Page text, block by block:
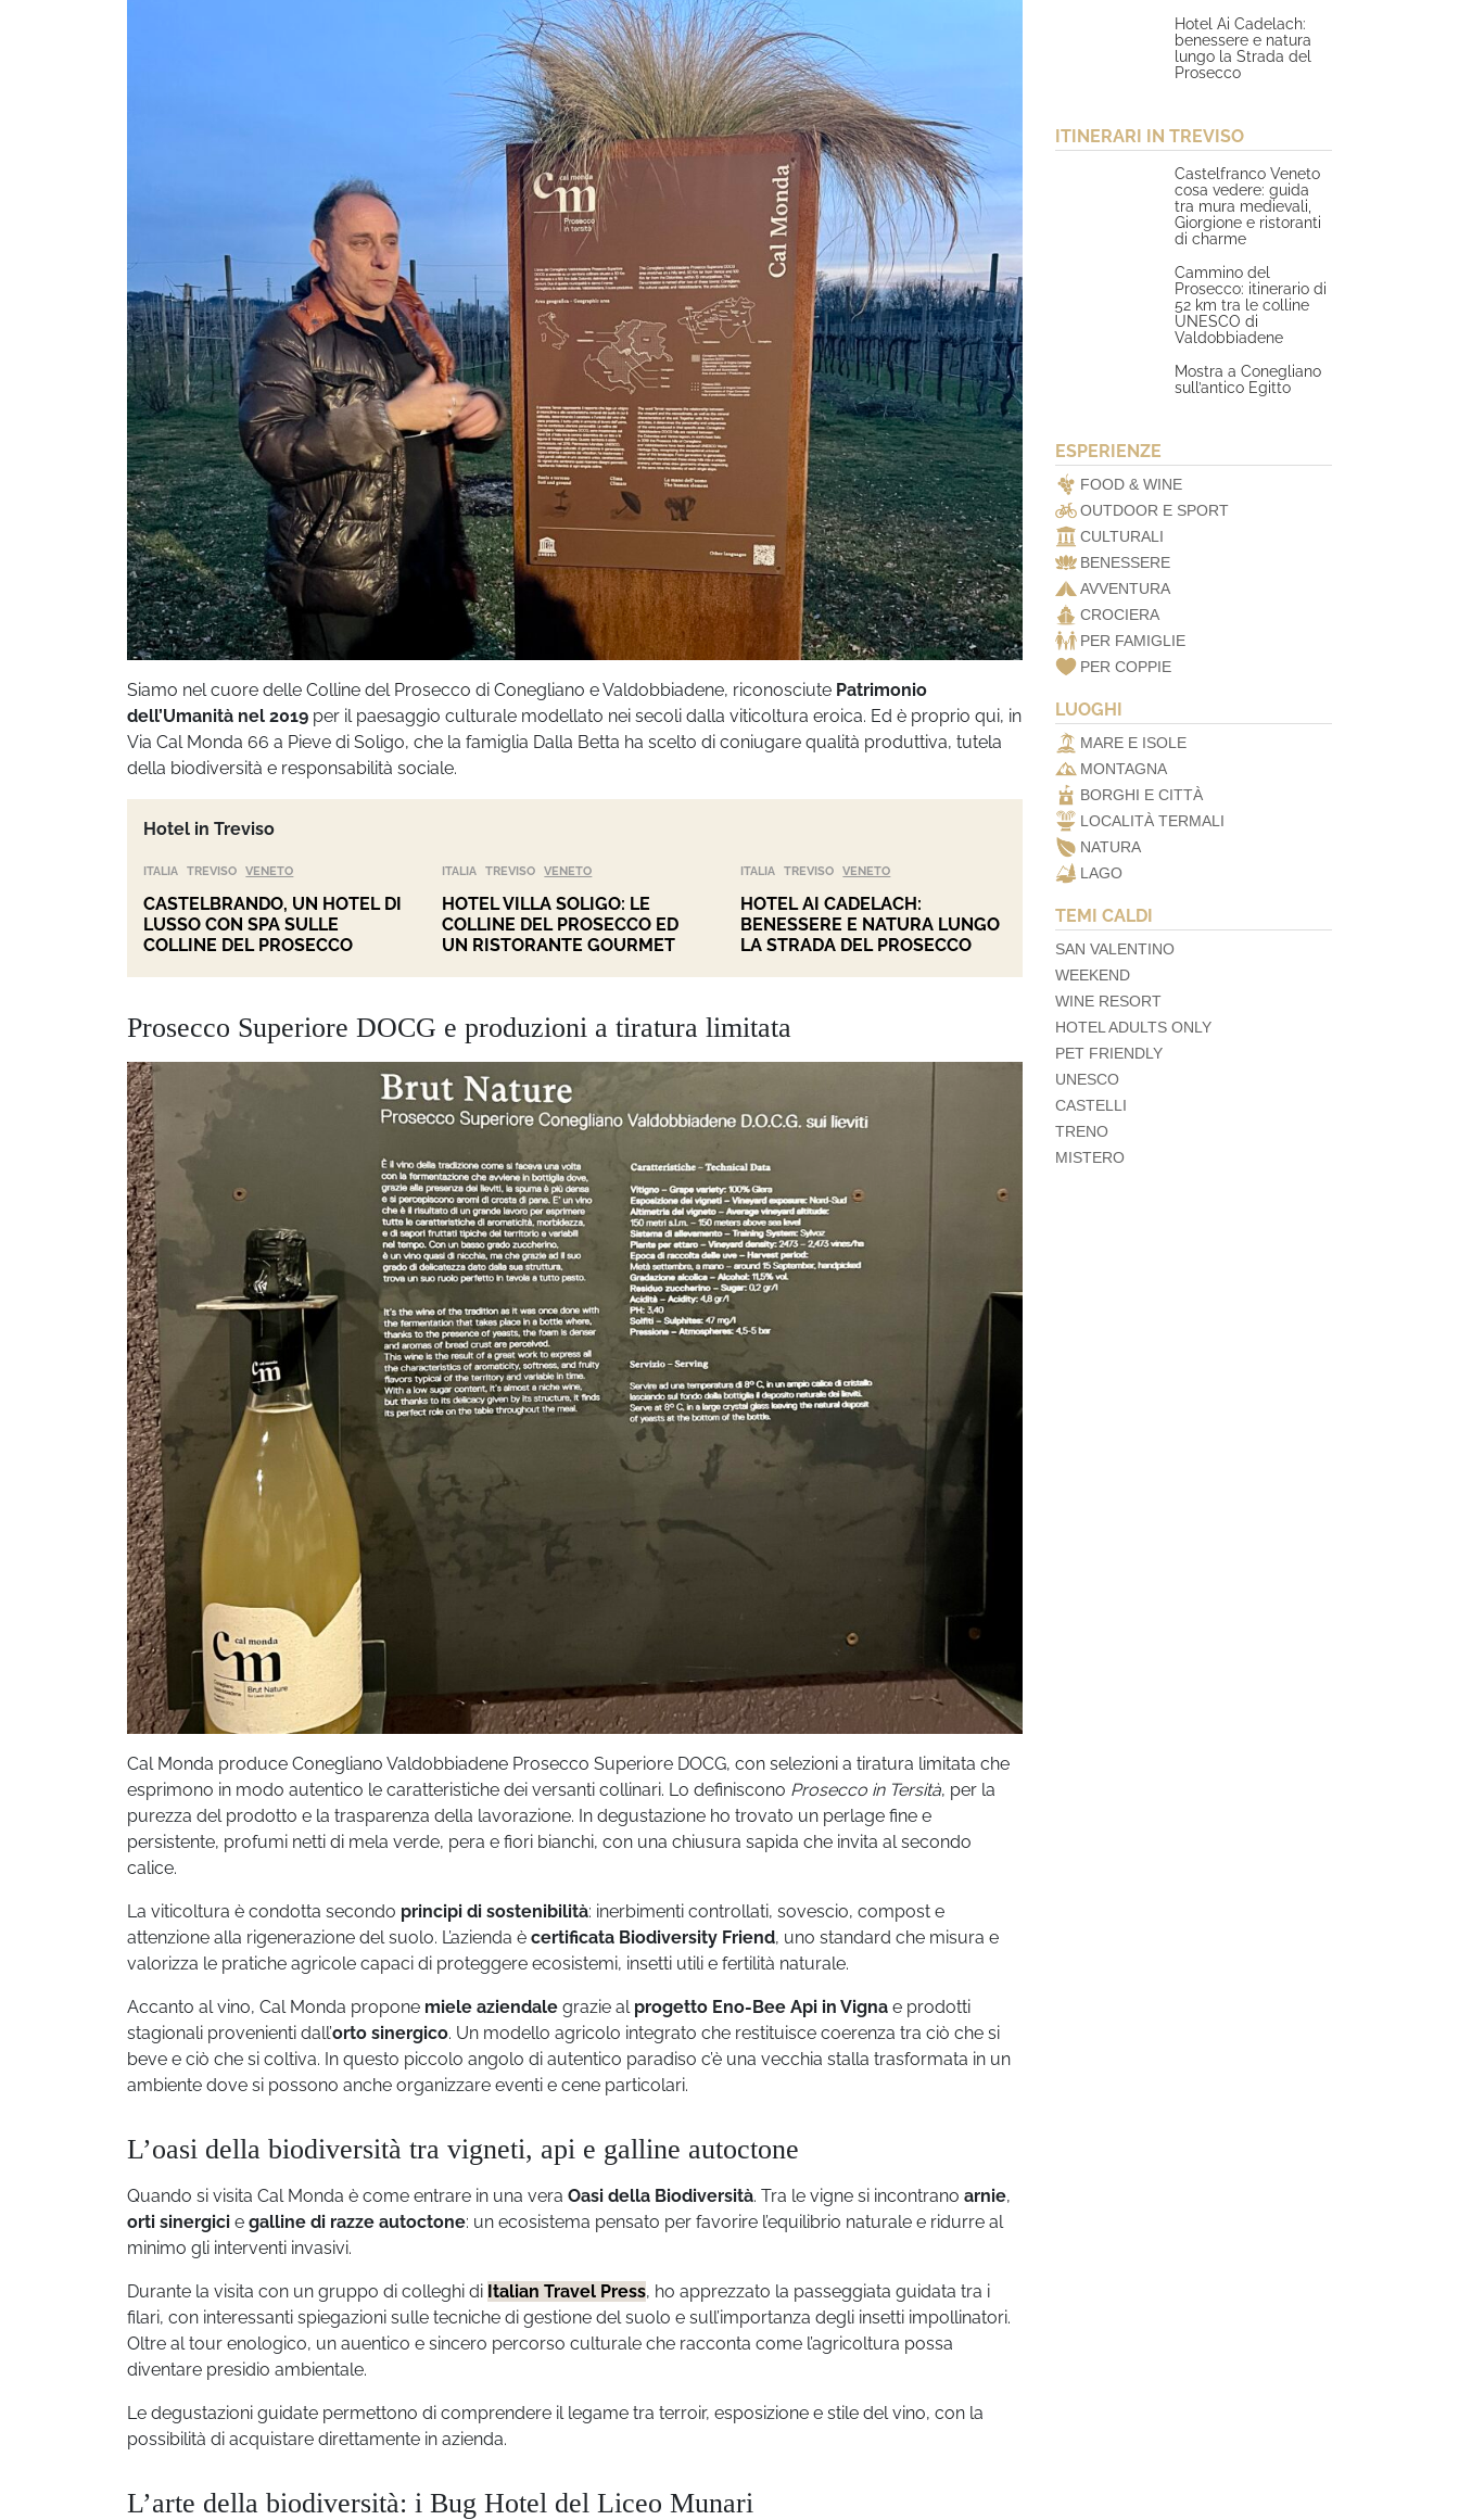
Siamo nel cuore delle Colline del Prosecco di Conegliano e Valdobbiadene, riconosciute Patrimonio
dell’Umanità nel 2019 per il paesaggio culturale modellato nei secoli dalla viticoltura eroica. Ed è proprio qui, in
Via Cal Monda 66 a Pieve di Soligo, che la famiglia Dalla Betta ha scelto di coniugare qualità produttiva, tutela
della biodiversità e responsabilità sociale.
Hotel in Treviso
ITALIA TREVISO VENETO
CASTELBRANDO, UN HOTEL DI
LUSSO CON SPA SULLE
COLLINE DEL PROSECCO
ITALIA TREVISO VENETO
HOTEL VILLA SOLIGO: LE
COLLINE DEL PROSECCO ED
UN RISTORANTE GOURMET
ITALIA TREVISO VENETO
HOTEL AI CADELACH:
BENESSERE E NATURA LUNGO
LA STRADA DEL PROSECCO
Prosecco Superiore DOCG e produzioni a tiratura limitata
Cal Monda produce Conegliano Valdobbiadene Prosecco Superiore DOCG, con selezioni a tiratura limitata che
esprimono in modo autentico le caratteristiche dei versanti collinari. Lo definiscono Prosecco in Tersità, per la
purezza del prodotto e la trasparenza della lavorazione. In degustazione ho trovato un perlage fine e
persistente, profumi netti di mela verde, pera e fiori bianchi, con una chiusura sapida che invita al secondo
calice.
La viticoltura è condotta secondo principi di sostenibilità: inerbimenti controllati, sovescio, compost e
attenzione alla rigenerazione del suolo. L’azienda è certificata Biodiversity Friend, uno standard che misura e
valorizza le pratiche agricole capaci di proteggere ecosistemi, insetti utili e fertilità naturale.
Accanto al vino, Cal Monda propone miele aziendale grazie al progetto Eno-Bee Api in Vigna e prodotti
stagionali provenienti dall’orto sinergico. Un modello agricolo integrato che restituisce coerenza tra ciò che si
beve e ciò che si coltiva. In questo piccolo angolo di autentico paradiso c’è una vecchia stalla trasformata in un
ambiente dove si possono anche organizzare eventi e cene particolari.
L’oasi della biodiversità tra vigneti, api e galline autoctone
Quando si visita Cal Monda è come entrare in una vera Oasi della Biodiversità. Tra le vigne si incontrano arnie,
orti sinergici e galline di razze autoctone: un ecosistema pensato per favorire l’equilibrio naturale e ridurre al
minimo gli interventi invasivi.
Durante la visita con un gruppo di colleghi di Italian Travel Press, ho apprezzato la passeggiata guidata tra i
filari, con interessanti spiegazioni sulle tecniche di gestione del suolo e sull’importanza degli insetti impollinatori.
Oltre al tour enologico, un auentico e sincero percorso culturale che racconta come l’agricoltura possa
diventare presidio ambientale.
Le degustazioni guidate permettono di comprendere il legame tra terroir, esposizione e stile del vino, con la
possibilità di acquistare direttamente in azienda.
L’arte della biodiversità: i Bug Hotel del Liceo Munari
Hotel Ai Cadelach:
benessere e natura
lungo la Strada del
Prosecco
ITINERARI IN TREVISO
Castelfranco Veneto
cosa vedere: guida
tra mura medievali,
Giorgione e ristoranti
di charme
Cammino del
Prosecco: itinerario di
52 km tra le colline
UNESCO di
Valdobbiadene
Mostra a Conegliano
sull’antico Egitto
ESPERIENZE
FOOD & WINE
OUTDOOR E SPORT
CULTURALI
BENESSERE
AVVENTURA
CROCIERA
PER FAMIGLIE
PER COPPIE
LUOGHI
MARE E ISOLE
MONTAGNA
BORGHI E CITTÀ
LOCALITÀ TERMALI
NATURA
LAGO
TEMI CALDI
SAN VALENTINO
WEEKEND
WINE RESORT
HOTEL ADULTS ONLY
PET FRIENDLY
UNESCO
CASTELLI
TRENO
MISTERO